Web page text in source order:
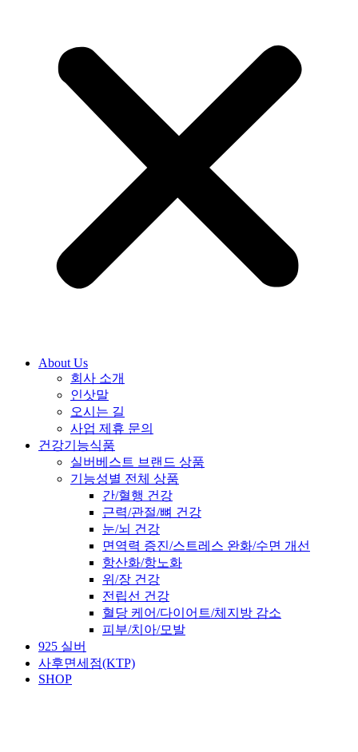
About Us
회사 소개
인삿말
오시는 길
사업 제휴 문의
건강기능식품
실버베스트 브랜드 상품
기능성별 전체 상품
간/혈행 건강
근력/관절/뼈 건강
눈/뇌 건강
면역력 증진/스트레스 완화/수면 개선
항산화/항노화
위/장 건강
전립선 건강
혈당 케어/다이어트/체지방 감소
피부/치아/모발
925 실버
사후면세점(KTP)
SHOP